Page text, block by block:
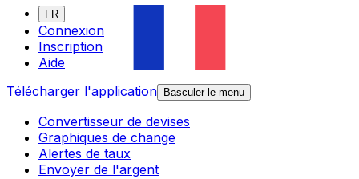
FR
Connexion
Inscription
Aide
Télécharger l'application
Basculer le menu
Convertisseur de devises
Graphiques de change
Alertes de taux
Envoyer de l'argent